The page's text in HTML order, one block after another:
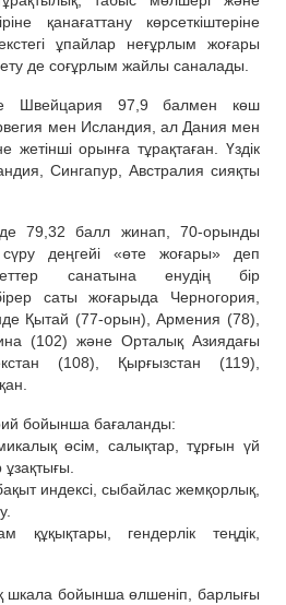
қанағаттану көрсеткіштеріне
ұпайлар неғұрлым жоғары
ету де соғұрлым жайлы саналады.
Швейцария 97,9 балмен көш
мен Исландия, ал Дания мен
орынға тұрақтаған. Үздік
Сингапур, Австралия сияқты
79,32 балл жинап, 70-орынды
деңгейі «өте жоғары» деп
санатына енудің бір
саты жоғарыда Черногория,
Қытай (77-орын), Армения (78),
(102) және Орталық Азиядағы
(108), Қырғызстан (119),
бойынша бағаланды:
өсім, салықтар, тұрғын үй
индексі, сыбайлас жемқорлық,
құқықтары, гендерлік теңдік,
шкала бойынша өлшеніп, барлығы